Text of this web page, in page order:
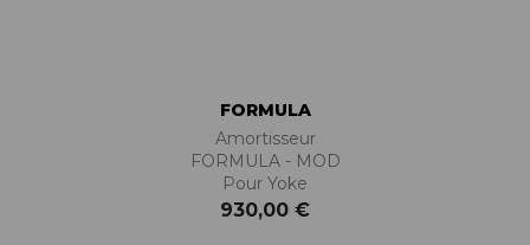
FORMULA
Amortisseur
FORMULA - MOD
Pour Yoke
930,00 €